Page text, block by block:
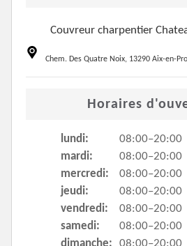
Couvreur charpentier
Chem. Des Quatre Noix, 13290 Aix-en-
Horaires
lundi:
08:00–20:00
mardi:
08:00–20:00
mercredi:
08:00–20:00
jeudi:
08:00–20:00
vendredi:
08:00–20:00
samedi:
08:00–20:00
dimanche:
08:00–20:00